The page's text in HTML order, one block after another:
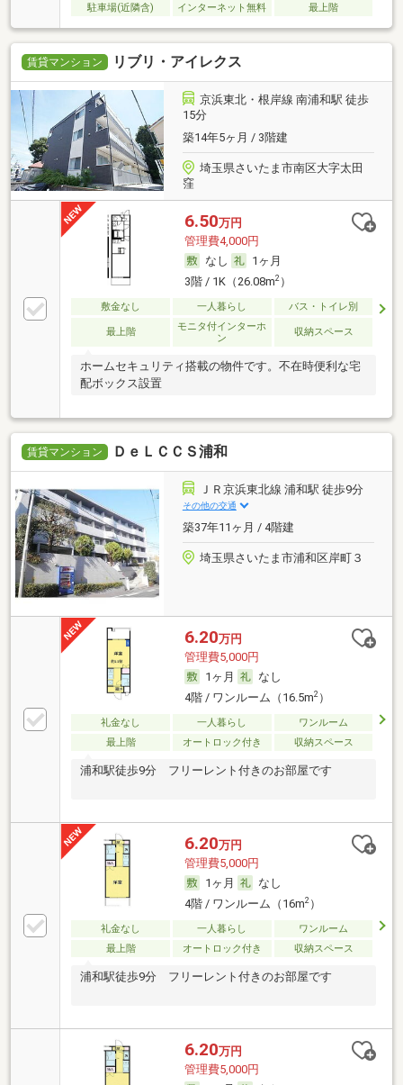
駐車場(近隣含)
インターネット無料 最上階
賃貸マンション リブリ・アイレクス
京浜東北・根岸線 南浦和駅 徒歩
15分
築14年5ヶ月 / 3階建
埼玉県さいたま市南区大字太田
窪
6.50万円
管理費4,000円
なし
1ヶ月
3階 / 1K（26.08m2）
敷金なし 一人暮らし バス・トイレ別
最上階
モニタ付インターホ
ン
収納スペース
ホームセキュリティ搭載の物件です。不在時便利な宅
配ボックス設置
賃貸マンション ＤｅＬＣＣＳ浦和
ＪＲ京浜東北線 浦和駅 徒歩9分
その他の交通
築37年11ヶ月 / 4階建
埼玉県さいたま市浦和区岸町３
6.20万円
管理費5,000円
1ヶ月
なし
4階 / ワンルーム（16.5m2）
礼金なし 一人暮らし
ワンルーム
最上階
オートロック付き 収納スペース
浦和駅徒歩9分 フリーレント付きのお部屋です
6.20万円
管理費5,000円
1ヶ月
なし
4階 / ワンルーム（16m2）
礼金なし 一人暮らし
ワンルーム
最上階
オートロック付き 収納スペース
浦和駅徒歩9分 フリーレント付きのお部屋です
6.20万円
管理費5,000円